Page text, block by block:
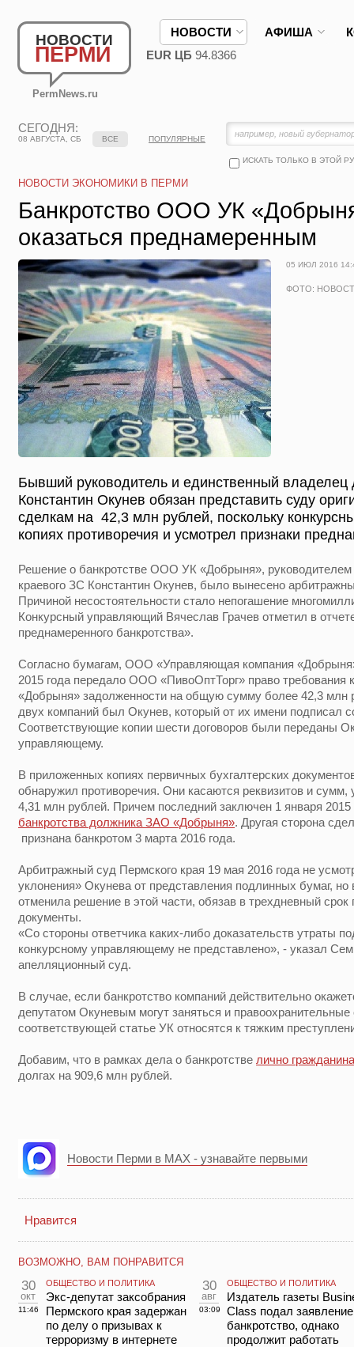
НОВОСТИ
ПЕРМИ
PermNews.ru
НОВОСТИ АФИША
EUR ЦБ 94.8366
СЕГОДНЯ:
08 АВГУСТА, СБ
ИСКАТЬ ТОЛЬКО В ЭТОЙ
ВСЕ ПОПУЛЯРНЫЕ
НОВОСТИ ЭКОНОМИКИ В ПЕРМИ
Банкротство ООО УК
оказаться преднамеренным
05 ИЮЛ 2016
ФОТО:
Бывший руководитель и единственный владелец
Константин Окунев обязан представить суду
сделкам на 42,3 млн рублей, поскольку
копиях противоречия и усмотрел признаки
Решение о банкротстве ООО УК «Добрыня», руководителем
краевого ЗС Константин Окунев, было вынесено
Причиной несостоятельности стало непогашение
Конкурсный управляющий Вячеслав Грачев отметил в
преднамеренного банкротства».
Согласно бумагам, ООО «Управляющая компания
2015 года передало ООО «ПивоОптТорг» право требования
«Добрыня» задолженности на общую сумму более 42,3 млн
двух компаний был Окунев, который от их имени подписал
Соответствующие копии шести договоров были переданы
управляющему.
В приложенных копиях первичных бухгалтерских
обнаружил противоречия. Они касаются реквизитов и сумм,
4,31 млн рублей. Причем последний заключен 1 января
банкротства должника ЗАО «Добрыня». Другая сторона
признана банкротом 3 марта 2016 года.
Арбитражный суд Пермского края 19 мая 2016 года не
уклонения» Окунева от представления подлинных бумаг,
отменила решение в этой части, обязав в трехдневный
документы.
«Со стороны ответчика каких-либо доказательств утраты
конкурсному управляющему не представлено», - указал
апелляционный суд.
В случае, если банкротство компаний действительно
депутатом Окуневым могут заняться и правоохранительные
соответствующей статье УК относятся к тяжким
Добавим, что в рамках дела о банкротстве лично
долгах на 909,6 млн рублей.
Новости Перми в MAX - узнавайте первыми
Нравится
ВОЗМОЖНО, ВАМ ПОНРАВИТСЯ
30
окт
11:46
ОБЩЕСТВО И ПОЛИТИКА
Экс-депутат заксобрания
Пермского края задержан
по делу о призывах к
терроризму в интернете
30
авг
03:09
ОБЩЕСТВО И ПОЛИТИКА
Издатель газеты
Class подал
банкротство, однако
продолжит работать